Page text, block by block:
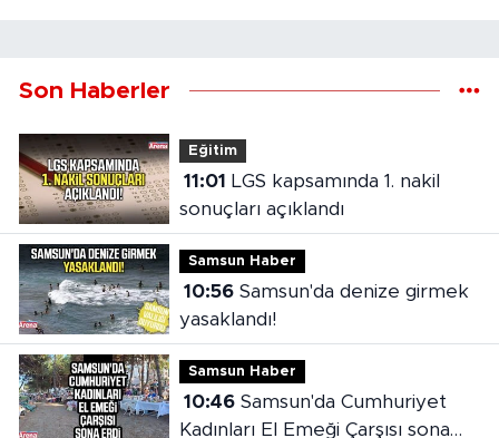
Son Haberler
Eğitim
11:01
sonuçları açıklandı
Samsun Haber
10:56Samsun'da denize girmek
yasaklandı!
Samsun Haber
10:46Samsun'da Cumhuriyet
Kadınları El Emeği Çarşısı sona